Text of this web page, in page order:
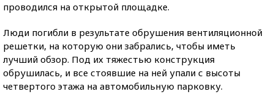
проводился на открытой площадке.
Люди погибли в результате обрушения вентиляционной
решетки, на которую они забрались, чтобы иметь
лучший обзор. Под их тяжестью конструкция
обрушилась, и все стоявшие на ней упали с высоты
четвертого этажа на автомобильную парковку.